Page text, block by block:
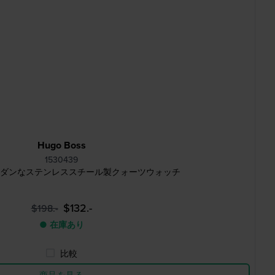
Hugo Boss
1530439
ンなステンレススチール製クォーツウォッチ
$198.- $132.-
● 在庫あり
比較